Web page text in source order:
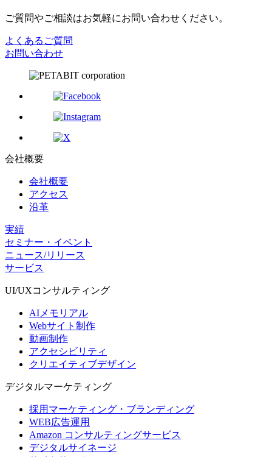
ご質問やご相談はお気軽にお問い合わせください。
よくあるご質問
お問い合わせ
会社概要
会社概要
アクセス
沿革
実績
セミナー・イベント
ニュース/リリース
サービス
UI/UXコンサルティング
AIメモリアル
Webサイト制作
動画制作
アクセシビリティ
クリエイティブデザイン
デジタルマーケティング
採用マーケティング・ブランディング
WEB広告運用
Amazon コンサルティングサービス
デジタルサイネージ